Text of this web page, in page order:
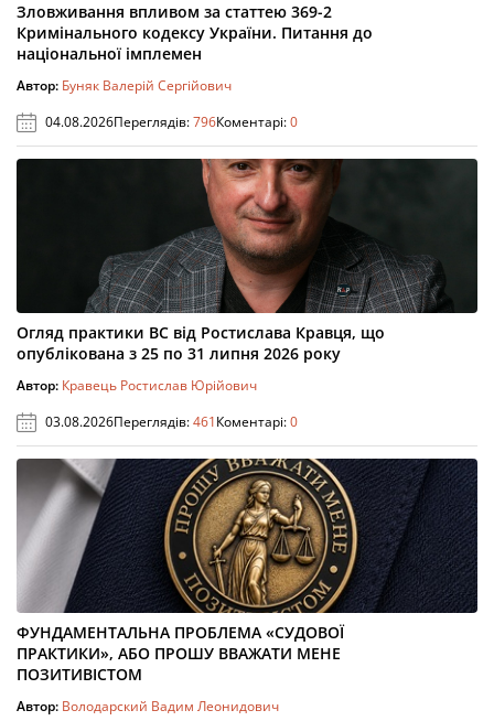
Зловживання впливом за статтею 369-2
Кримінального кодексу України. Питання до
національної імплемен
Автор: Буняк Валерій Сергійович
04.08.2026Переглядів:796Коментарі:0
Огляд практики ВС від Ростислава Кравця, що
опублікована з 25 по 31 липня 2026 року
Автор: Кравець Ростислав Юрійович
03.08.2026Переглядів:461Коментарі:0
ФУНДАМЕНТАЛЬНА ПРОБЛЕМА «СУДОВОЇ
ПРАКТИКИ», АБО ПРОШУ ВВАЖАТИ МЕНЕ
ПОЗИТИВІСТОМ
Автор: Володарский Вадим Леонидович